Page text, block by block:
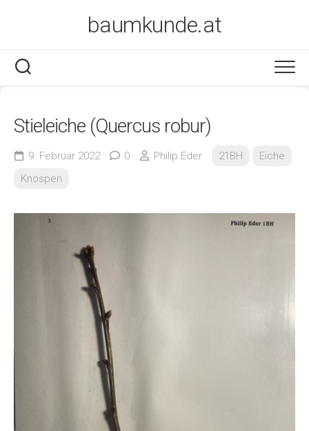
baumkunde.at
Stieleiche (Quercus robur)
9. Februar 2022 0 Philip.Eder 21BH
Eiche
Knospen